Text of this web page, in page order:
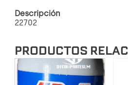
1/4
cantidad
Descripción
22702
PRODUCTOS